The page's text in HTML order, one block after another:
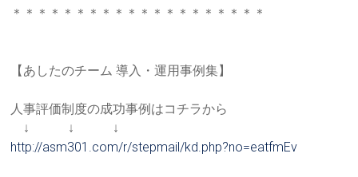
＊＊＊＊＊＊＊＊＊＊＊＊＊＊＊＊＊＊＊＊
【あしたのチーム 導入・運用事例集】
人事評価制度の成功事例はコチラから
↓ ↓ ↓
http://asm301.com/r/stepmail/kd.php?no=eatfmEv